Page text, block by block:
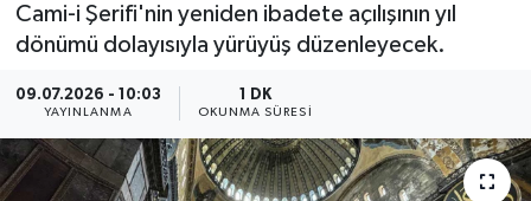
Cami-i Şerifi'nin yeniden ibadete açılışının yıl
dönümü dolayısıyla yürüyüş düzenleyecek.
09.07.2026 - 10:03
YAYINLANMA
1 DK
OKUNMA SÜRESI
KÜLTÜR SANAT
SAĞLIK
BİLİM VE TEKNOLOJİ
Haber Arşivi